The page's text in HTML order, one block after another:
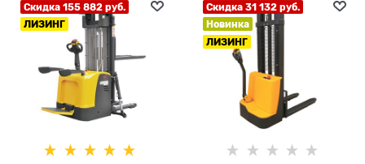
Скидка 155 882 руб.
ЛИЗИНГ
Скидка 31 132 руб.
Новинка
ЛИЗИНГ